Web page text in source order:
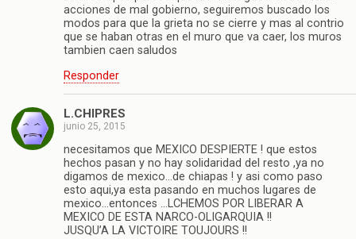
acciones de mal gobierno, seguiremos buscado los
modos para que la grieta no se cierre y mas al contrio
que se haban otras en el muro que va caer, los muros
tambien caen saludos
Responder
L.CHIPRES
junio 25, 2015
necesitamos que MEXICO DESPIERTE ! que estos
hechos pasan y no hay solidaridad del resto ,ya no
digamos de mexico…de chiapas ! y asi como paso
esto aqui,ya esta pasando en muchos lugares de
mexico…entonces …LCHEMOS POR LIBERAR A
MEXICO DE ESTA NARCO-OLIGARQUIA !!
JUSQU’A LA VICTOIRE TOUJOURS !!